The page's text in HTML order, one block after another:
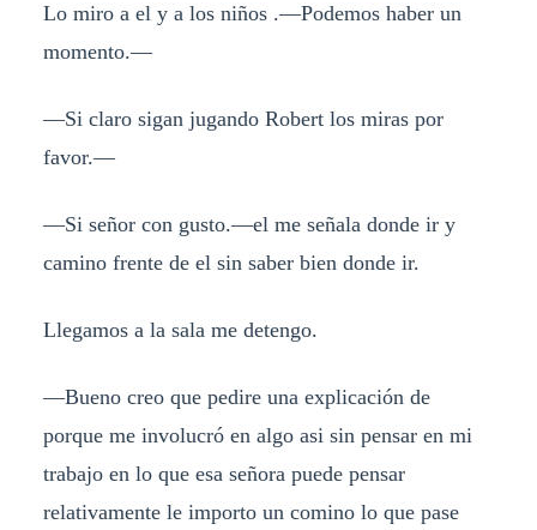
Lo miro a el y a los niños .—Podemos haber un
momento.—
—Si claro sigan jugando Robert los miras por
favor.—
—Si señor con gusto.—el me señala donde ir y
camino frente de el sin saber bien donde ir.
Llegamos a la sala me detengo.
—Bueno creo que pedire una explicación de
porque me involucró en algo asi sin pensar en mi
trabajo en lo que esa señora puede pensar
relativamente le importo un comino lo que pase